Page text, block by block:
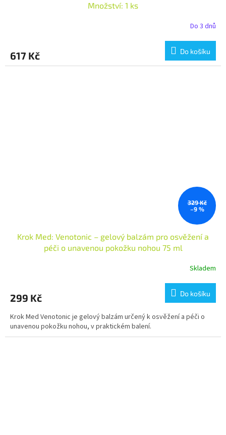
Množství: 1 ks
Do 3 dnů
617 Kč Do košíku
329 Kč
–9 %
Krok Med: Venotonic – gelový balzám pro osvěžení a
péči o unavenou pokožku nohou 75 ml
Skladem
299 Kč Do košíku
Krok Med Venotonic je gelový balzám určený k osvěžení a péči o
unavenou pokožku nohou, v praktickém balení.